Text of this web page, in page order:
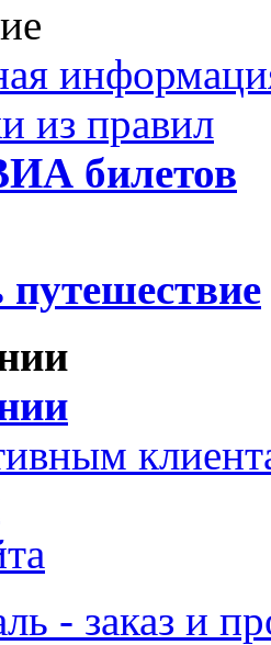
из правил
билетов
- заказ и